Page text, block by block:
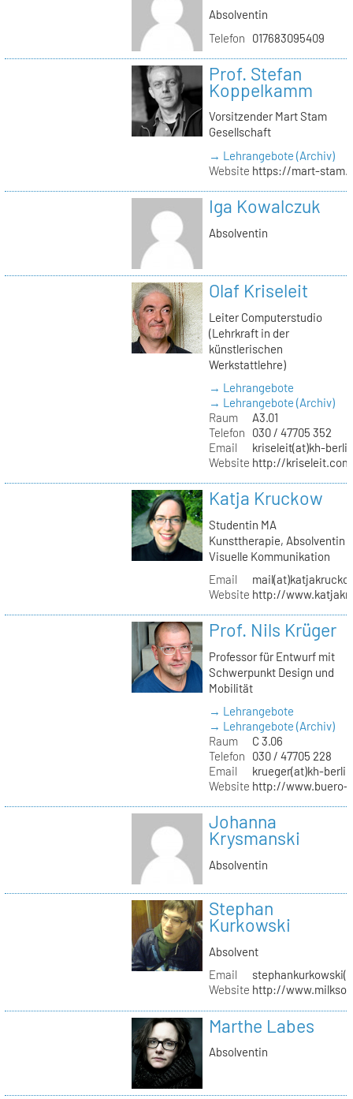
Absolventin
Telefon
017683095409
Prof. Stefan
Koppelkamm
Vorsitzender Mart Stam
Gesellschaft
→ Lehrangebote (Archiv)
Website https://mart-
Iga Kowalczuk
Absolventin
Olaf Kriseleit
Leiter Computerstudio
(Lehrkraft in der
künstlerischen
Werkstattlehre)
→ Lehrangebote
→ Lehrangebote (Archiv)
Raum
A3.01
Telefon
030 / 47705 352
Email
kriseleit(at)kh-
Website http://kriseleit.com
Katja Kruckow
Studentin MA
Kunsttherapie, Absolventin
Visuelle Kommunikation
Email
Website http://
Prof. Nils Krüger
Professor für Entwurf mit
Schwerpunkt Design und
Mobilität
→ Lehrangebote
→ Lehrangebote (Archiv)
Raum
C 3.06
Telefon
030 / 47705 228
Email
krueger(at)kh-
Website http://www.buero-
Johanna
Krysmanski
Absolventin
Stephan
Kurkowski
Absolvent
Email
Website http://
Marthe Labes
Absolventin